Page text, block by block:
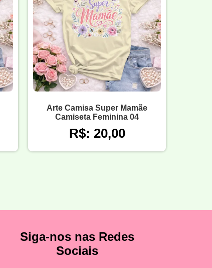
Arte Camisa Super Mamãe
Camiseta Feminina 04
R$: 20,00
Siga-nos nas Redes
Sociais